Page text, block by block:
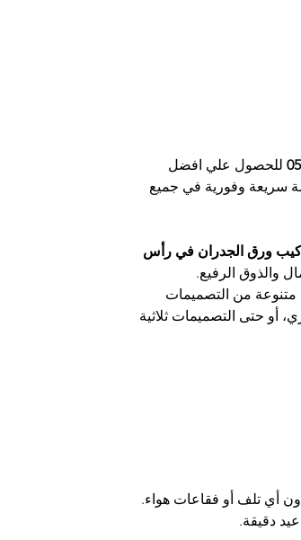
للحصول علي افضل
سريعة وفورية في جميع
ورق الجدران في رأس
والذوق الرفيع.
متنوعة من التصميمات
أو حتى التصميمات ثلاثية
أي تلف أو فقاعات هواء.
دقيقة.